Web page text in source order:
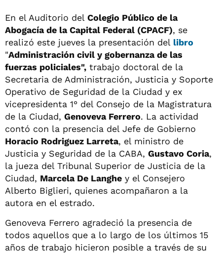
En el Auditorio del Colegio Público de la
Abogacía de la Capital Federal (CPACF), se
realizó este jueves la presentación del libro
"Administración civil y gobernanza de las
fuerzas policiales", trabajo doctoral de la
Secretaria de Administración, Justicia y Soporte
Operativo de Seguridad de la Ciudad y ex
vicepresidenta 1° del Consejo de la Magistratura
de la Ciudad, Genoveva Ferrero. La actividad
contó con la presencia del Jefe de Gobierno
Horacio Rodriguez Larreta, el ministro de
Justicia y Seguridad de la CABA, Gustavo Coria,
la jueza del Tribunal Superior de Justicia de la
Ciudad, Marcela De Langhe y el Consejero
Alberto Biglieri, quienes acompañaron a la
autora en el estrado.
Genoveva Ferrero agradeció la presencia de
todos aquellos que a lo largo de los últimos 15
años de trabajo hicieron posible a través de su